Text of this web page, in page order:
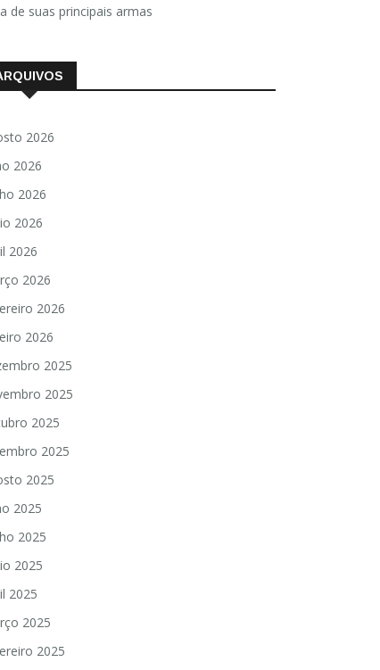
de suas principais armas
2026
2026
2026
2026
2026
2026
2026
2026
2025
2025
2025
2025
2025
2025
2025
2025
2025
2025
2025